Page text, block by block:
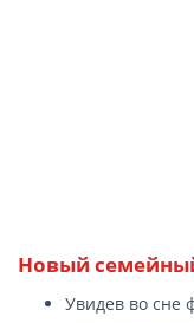
Новый
Увидев во сне